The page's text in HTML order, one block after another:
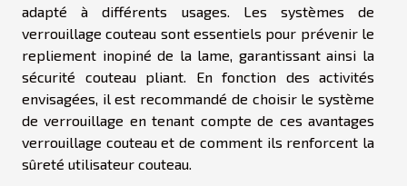
adapté à différents usages. Les systèmes de
verrouillage couteau sont essentiels pour prévenir le
repliement inopiné de la lame, garantissant ainsi la
sécurité couteau pliant. En fonction des activités
envisagées, il est recommandé de choisir le système
de verrouillage en tenant compte de ces avantages
verrouillage couteau et de comment ils renforcent la
sûreté utilisateur couteau.